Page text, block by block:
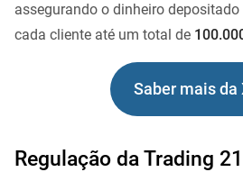
assegurando o dinheiro
cada cliente até um total de
Saber mais da
Regulação da Trading